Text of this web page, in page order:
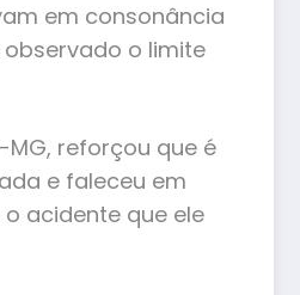
em consonância
o limite
reforçou que é
e faleceu em
acidente que ele